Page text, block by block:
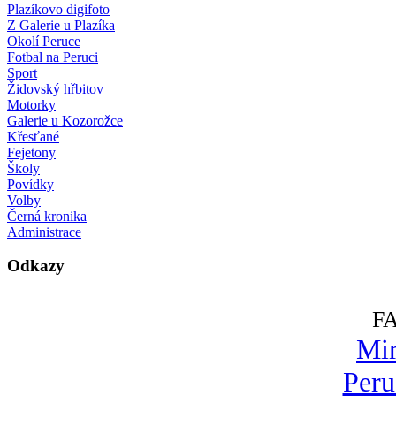
Plazíkovo digifoto
Z Galerie u Plazíka
Okolí Peruce
Fotbal na Peruci
Sport
Židovský hřbitov
Motorky
Galerie u Kozorožce
Křesťané
Fejetony
Školy
Povídky
Volby
Černá kronika
Administrace
Odkazy